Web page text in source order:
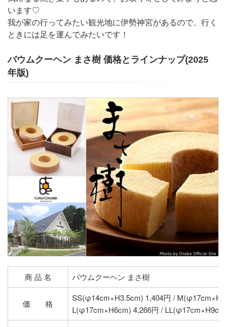
います♡
我が家の行ってみたい観光地に伊勢神宮があるので、行く
ときには足を運んでみたいです！
バウムクーヘン まさ樹 価格とラインナップ(2025
年版)
商 品 名 バウムクーヘン まさ樹
価 格
SS(φ14cm×H3.5cm) 1,404円 /
L(φ17cm×H6cm) 4,266円 /